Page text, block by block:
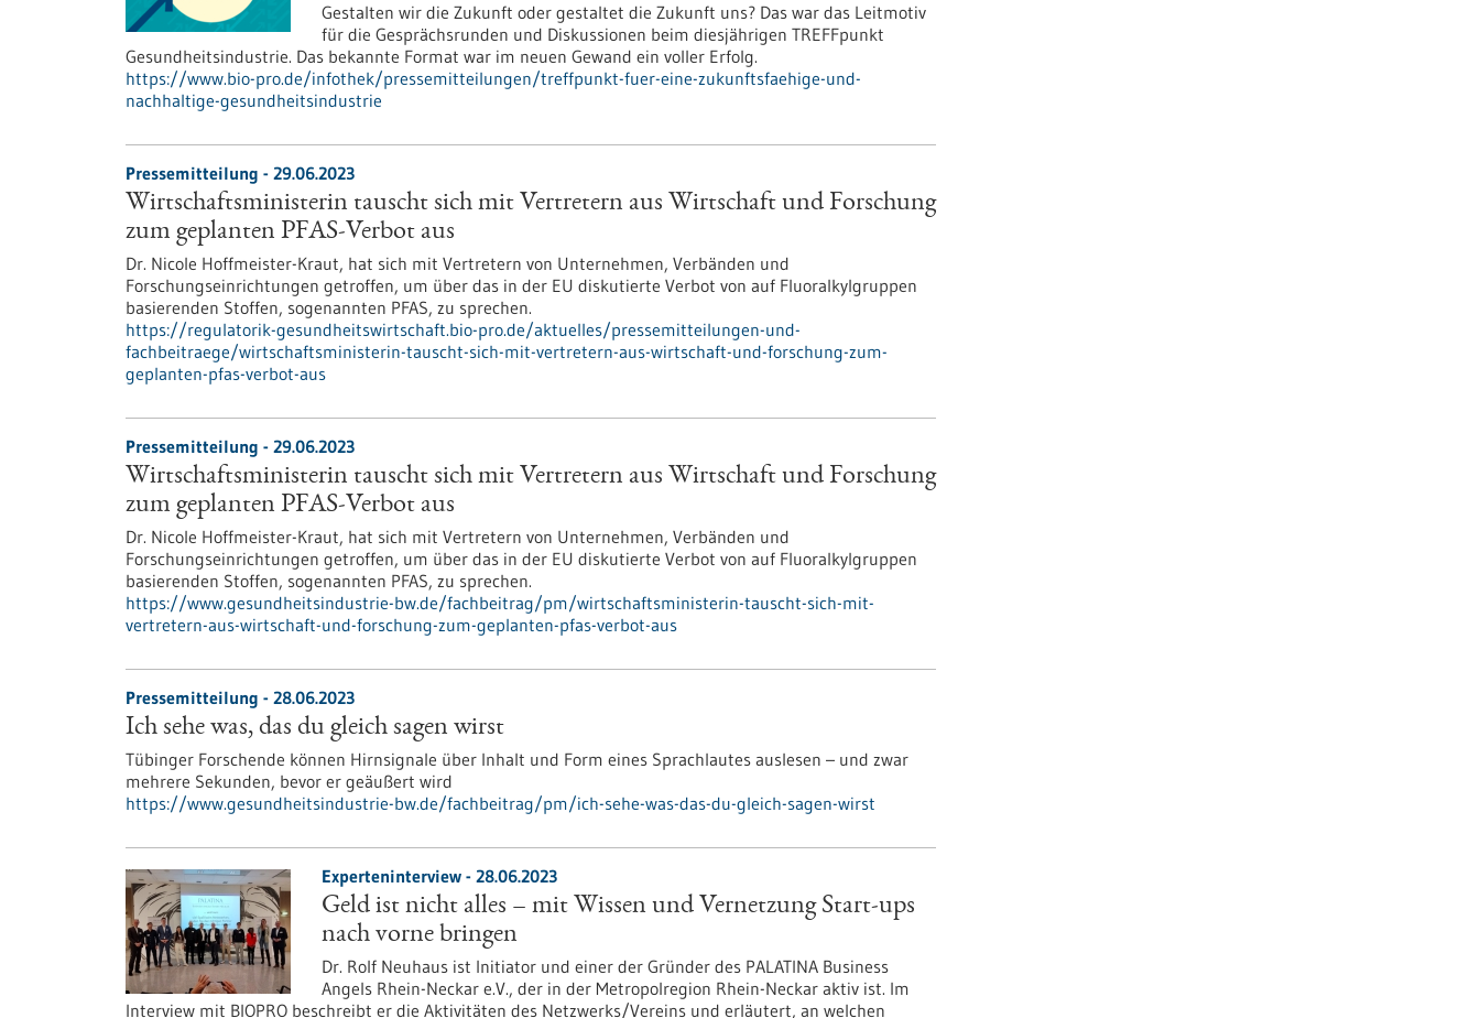
Gestalten wir die Zukunft oder gestaltet die Zukunft uns? Das war das Leitmotiv
für die Gesprächsrunden und Diskussionen beim diesjährigen TREFFpunkt
Gesundheitsindustrie. Das bekannte Format war im neuen Gewand ein voller Erfolg.
https://www.bio-pro.de/infothek/pressemitteilungen/treffpunkt-fuer-eine-zukunftsfaehige-und-
nachhaltige-gesundheitsindustrie
Pressemitteilung - 29.06.2023
Wirtschaftsministerin tauscht sich mit Vertretern aus Wirtschaft und Forschung
zum geplanten PFAS-Verbot aus
Dr. Nicole Hoffmeister-Kraut, hat sich mit Vertretern von Unternehmen, Verbänden und
Forschungseinrichtungen getroffen, um über das in der EU diskutierte Verbot von auf Fluoralkylgruppen
basierenden Stoffen, sogenannten PFAS, zu sprechen.
https://regulatorik-gesundheitswirtschaft.bio-pro.de/aktuelles/pressemitteilungen-und-
fachbeitraege/wirtschaftsministerin-tauscht-sich-mit-vertretern-aus-wirtschaft-und-forschung-zum-
geplanten-pfas-verbot-aus
Pressemitteilung - 29.06.2023
Wirtschaftsministerin tauscht sich mit Vertretern aus Wirtschaft und Forschung
zum geplanten PFAS-Verbot aus
Dr. Nicole Hoffmeister-Kraut, hat sich mit Vertretern von Unternehmen, Verbänden und
Forschungseinrichtungen getroffen, um über das in der EU diskutierte Verbot von auf Fluoralkylgruppen
basierenden Stoffen, sogenannten PFAS, zu sprechen.
https://www.gesundheitsindustrie-bw.de/fachbeitrag/pm/wirtschaftsministerin-tauscht-sich-mit-
vertretern-aus-wirtschaft-und-forschung-zum-geplanten-pfas-verbot-aus
Pressemitteilung - 28.06.2023
Ich sehe was, das du gleich sagen wirst
Tübinger Forschende können Hirnsignale über Inhalt und Form eines Sprachlautes auslesen – und zwar
mehrere Sekunden, bevor er geäußert wird
https://www.gesundheitsindustrie-bw.de/fachbeitrag/pm/ich-sehe-was-das-du-gleich-sagen-wirst
Experteninterview - 28.06.2023
Geld ist nicht alles – mit Wissen und Vernetzung Start-ups
nach vorne bringen
Dr. Rolf Neuhaus ist Initiator und einer der Gründer des PALATINA Business
Angels Rhein-Neckar e.V., der in der Metropolregion Rhein-Neckar aktiv ist. Im
Interview mit BIOPRO beschreibt er die Aktivitäten des Netzwerks/Vereins und erläutert, an welchen